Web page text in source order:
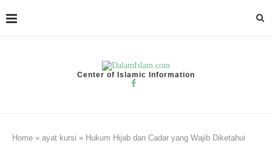
Center of Islamic Information
Home » ayat kursi » Hukum Hijab dan Cadar yang Wajib Diketahui